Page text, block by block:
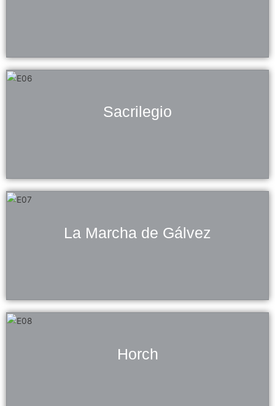
Sacrilegio
La Marcha de Gálvez
Horch